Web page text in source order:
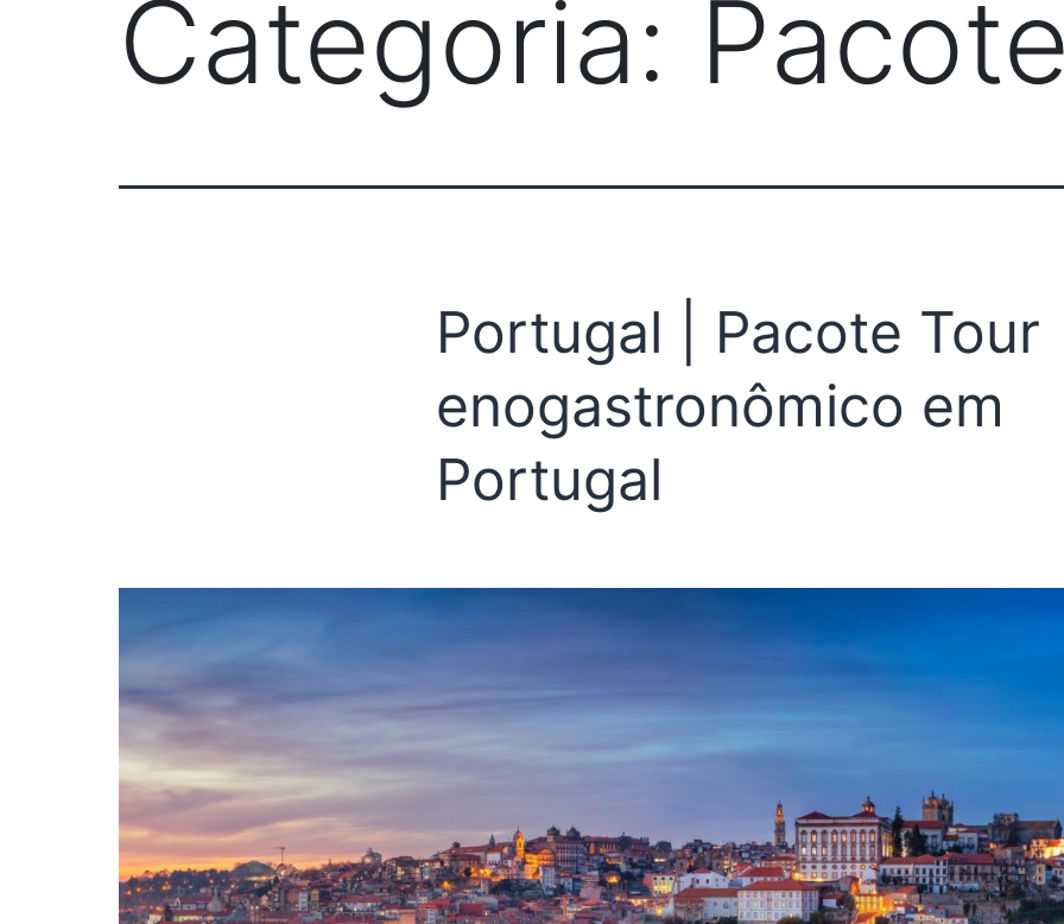
Categoria:
Portugal | Pacote Tour
enogastronômico em
Portugal